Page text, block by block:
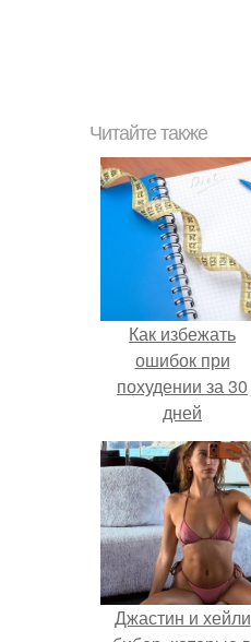
Читайте также
Как избежать
ошибок при
похудении за 30
дней
Джастин и хейли